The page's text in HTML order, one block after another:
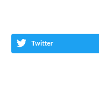
Twitter